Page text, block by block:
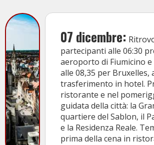
07 dicembre:
partecipanti alle 06:30
aeroporto di Fiumicino
alle 08,35 per Bruxelles,
trasferimento in hotel.
ristorante e nel
guidata della città: la
quartiere del Sablon, il
e la Residenza Reale.
prima della cena in